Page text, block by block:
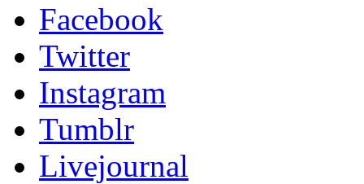
Facebook
Twitter
Instagram
Tumblr
Livejournal